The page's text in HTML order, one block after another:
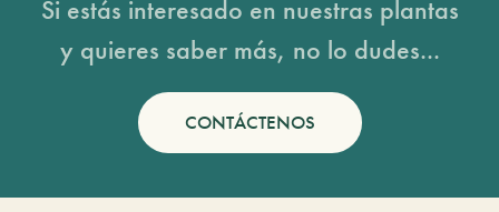
Si estás interesado en nuestras plantas
y quieres saber más, no lo dudes...
CONTÁCTENOS